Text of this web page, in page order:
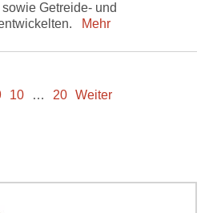
Getreide- und
Mehr
10 … 20 Weiter